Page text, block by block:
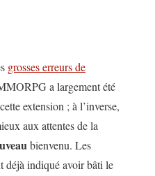
grosses erreurs de
a largement été
extension ; à l’inverse,
aux attentes de la
bienvenu. Les
déjà indiqué avoir bâti le